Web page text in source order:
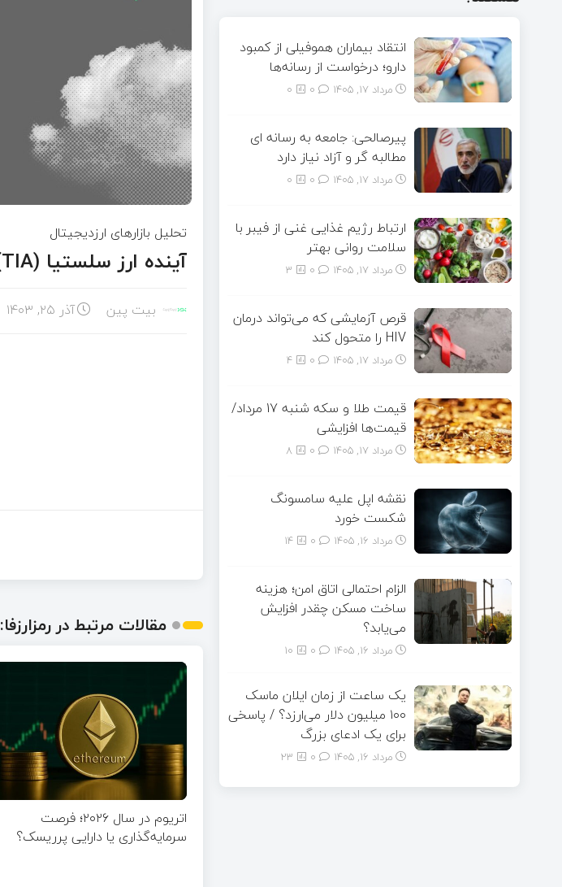
تحلیل بازارهای ارزدیجیتال
آینده ارز سلستیا (TIA): پروژه‌ای پر پتانسیل با مسیری روبه‌رشد
بیت پین آذر ۲۵, ۱۴۰۳
مقالات مرتبط در رمزارزفا:
اتریوم در سال ۲۰۲۶؛ فرصت
سرمایه‌گذاری یا دارایی پرریسک؟
انتقاد بیماران هموفیلی از کمبود
دارو؛ درخواست از رسانه‌ها
مرداد ۱۷, ۱۴۰۵ 0
پیرصالحی: جامعه به رسانه ای
مطالبه گر و آزاد نیاز دارد
مرداد ۱۷, ۱۴۰۵ 0
ارتباط رژیم غذایی غنی از فیبر با
سلامت روانی بهتر
مرداد ۱۷, ۱۴۰۵ 3
قرص آزمایشی که می‌تواند درمان
HIV را متحول کند
مرداد ۱۷, ۱۴۰۵ 4
قیمت طلا و سکه شنبه 17 مرداد/
قیمت‌ها افزایشی
مرداد ۱۷, ۱۴۰۵ 8
نقشه اپل علیه سامسونگ
شکست خورد
مرداد ۱۶, ۱۴۰۵ 14
الزام احتمالی اتاق امن؛ هزینه
ساخت مسکن چقدر افزایش
می‌یابد؟
مرداد ۱۶, ۱۴۰۵ 10
یک ساعت از زمان ایلان ماسک
۱۰۰ میلیون دلار می‌ارزد؟ / پاسخی
برای یک ادعای بزرگ
مرداد ۱۶, ۱۴۰۵ 23